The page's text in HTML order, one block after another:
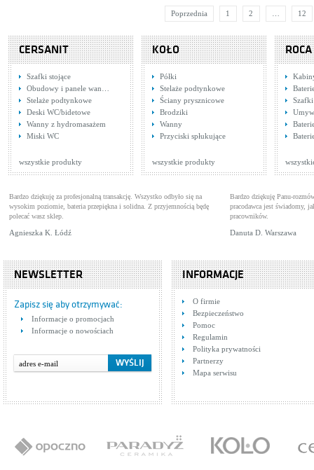
Poprzednia 1 2 12
CERSANIT
Szafki stojące
Obudowy i panele wan…
Stelaże podtynkowe
Deski WC/bidetowe
Wanny z hydromasażem
Miski WC
wszystkie produkty
KOŁO
Półki
Stelaże podtynkowe
Ściany prysznicowe
Brodziki
Wanny
Przyciski spłukujące
wszystkie produkty
ROCA
Szafki
Bardzo dziękuję za profesjonalną transakcję. Wszystko odbyło się na
wysokim poziomie, bateria przepiękna i solidna. Z przyjemnością będę
polecać wasz sklep.
Agnieszka K. Łódź
Bardzo dziękuję Panu-
pracodawca jest świadomy,
pracowników.
Danuta D. Warszawa
NEWSLETTER
Zapisz się aby otrzymywać:
Informacje o promocjach
Informacje o nowościach
INFORMACJE
O firmie
Bezpieczeństwo
Pomoc
Regulamin
Polityka prywatności
Partnerzy
Mapa serwisu